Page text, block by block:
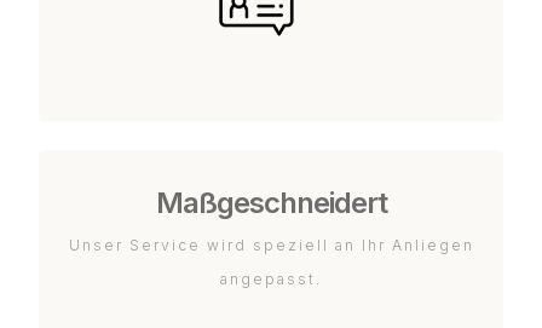
Maßgeschneidert
Unser Service wird speziell an Ihr Anliegen
angepasst.